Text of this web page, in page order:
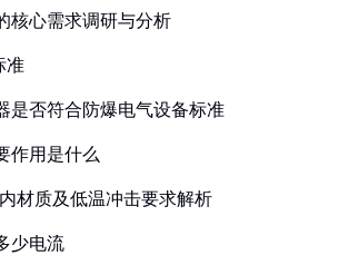
核心需求调研与分析
准
是否符合防爆电气设备标准
作用是什么
材质及低温冲击要求解析
少电流